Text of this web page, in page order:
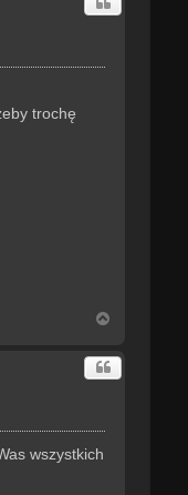
trochę
g
wszystkich